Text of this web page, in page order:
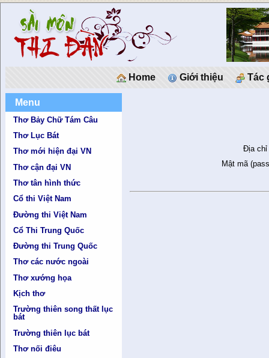
Home Giới thiệu Tác
Menu
Thơ Bảy Chữ Tám Câu
Thơ Lục Bát
Thơ mới hiện đại VN
Thơ cận đại VN
Thơ tân hình thức
Cổ thi Việt Nam
Đường thi Việt Nam
Cổ Thi Trung Quốc
Đường thi Trung Quốc
Thơ các nước ngoài
Thơ xướng họa
Kịch thơ
Trường thiên song thất lục
bát
Trường thiên lục bát
Thơ nối điêu
Địa chỉ
Mật mã